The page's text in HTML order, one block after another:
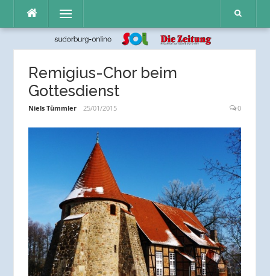
Inhalt
Menü
Remigius-Chor beim
Gottesdienst
Niels Tümmler 25/01/2015 0